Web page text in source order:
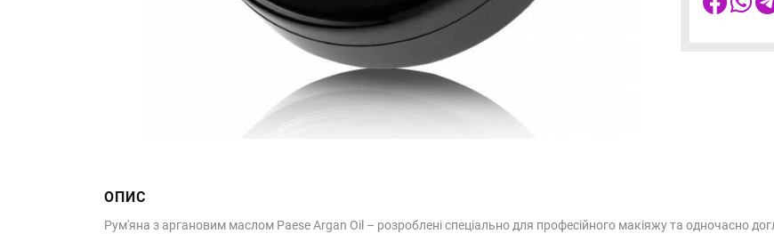
ОПИС
Рум'яна з аргановим маслом Paese Argan Oil – розроблені спеціально для професійного макіяжу та одночасно